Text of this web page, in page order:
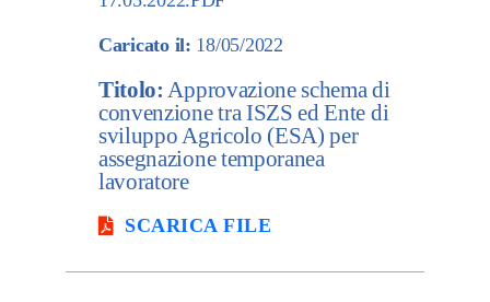
Caricato il: 18/05/2022
Titolo: Approvazione schema di
convenzione tra ISZS ed Ente di
sviluppo Agricolo (ESA) per
assegnazione temporanea
lavoratore
SCARICA FILE